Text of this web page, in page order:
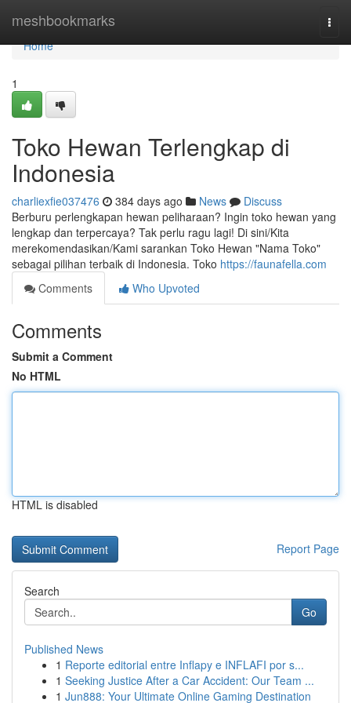
meshbookmarks
Home
Home
1
Toko Hewan Terlengkap di
Indonesia
charliexfie037476 384 days ago News
Discuss
Berburu perlengkapan hewan peliharaan? Ingin toko hewan yang
lengkap dan terpercaya? Tak perlu ragu lagi! Di sini/Kita
merekomendasikan/Kami sarankan Toko Hewan "Nama Toko"
sebagai pilihan terbaik di Indonesia. Toko https://faunafella.com
Comments
Who Upvoted
Comments
Submit a Comment
No HTML
HTML is disabled
Report Page
Search
Go
Published News
1 Reporte editorial entre Inflapy e INFLAFI por s...
1 Seeking Justice After a Car Accident: Our Team ...
1 Jun888: Your Ultimate Online Gaming Destination